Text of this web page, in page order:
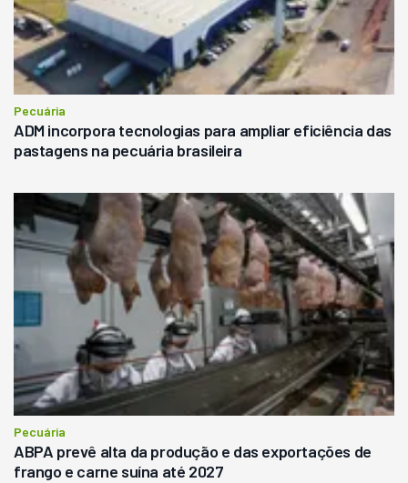
Pecuária
ADM incorpora tecnologias para ampliar eficiência das
pastagens na pecuária brasileira
Pecuária
ABPA prevê alta da produção e das exportações de
frango e carne suína até 2027